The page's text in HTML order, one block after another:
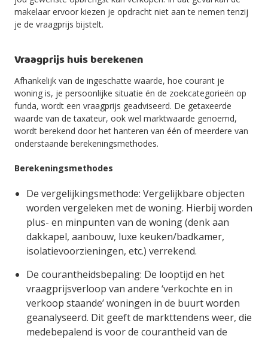
makelaar ervoor kiezen je opdracht niet aan te nemen tenzij
je de vraagprijs bijstelt.
Vraagprijs huis berekenen
Afhankelijk van de ingeschatte waarde, hoe courant je
woning is, je persoonlijke situatie én de zoekcategorieën op
funda, wordt een vraagprijs geadviseerd. De getaxeerde
waarde van de taxateur, ook wel marktwaarde genoemd,
wordt berekend door het hanteren van één of meerdere van
onderstaande berekeningsmethodes.
Berekeningsmethodes
De vergelijkingsmethode: Vergelijkbare objecten
worden vergeleken met de woning. Hierbij worden
plus- en minpunten van de woning (denk aan
dakkapel, aanbouw, luxe keuken/badkamer,
isolatievoorzieningen, etc.) verrekend.
De courantheidsbepaling: De looptijd en het
vraagprijsverloop van andere ‘verkochte en in
verkoop staande’ woningen in de buurt worden
geanalyseerd. Dit geeft de markttendens weer, die
medebepalend is voor de courantheid van de